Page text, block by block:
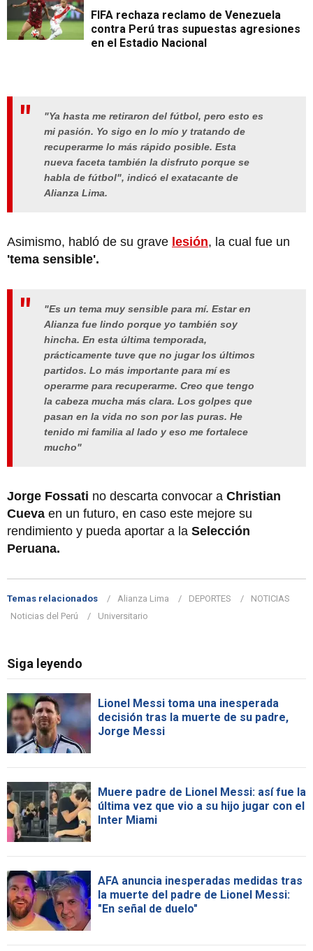
FIFA rechaza reclamo de Venezuela
contra Perú tras supuestas agresiones
en el Estadio Nacional
"Ya hasta me retiraron del fútbol, pero esto es
mi pasión. Yo sigo en lo mío y tratando de
recuperarme lo más rápido posible. Esta
nueva faceta también la disfruto porque se
habla de fútbol", indicó el exatacante de
Alianza Lima.
Asimismo, habló de su grave lesión, la cual fue un
'tema sensible'.
"Es un tema muy sensible para mí. Estar en
Alianza fue lindo porque yo también soy
hincha. En esta última temporada,
prácticamente tuve que no jugar los últimos
partidos. Lo más importante para mí es
operarme para recuperarme. Creo que tengo
la cabeza mucha más clara. Los golpes que
pasan en la vida no son por las puras. He
tenido mi familia al lado y eso me fortalece
mucho"
Jorge Fossati no descarta convocar a Christian
Cueva en un futuro, en caso este mejore su
rendimiento y pueda aportar a la Selección
Peruana.
Temas relacionados Alianza Lima DEPORTES
NOTICIAS
Noticias del Perú
Universitario
Siga leyendo
Lionel Messi toma una inesperada
decisión tras la muerte de su padre,
Jorge Messi
Muere padre de Lionel Messi: así fue la
última vez que vio a su hijo jugar con el
Inter Miami
AFA anuncia inesperadas medidas tras
la muerte del padre de Lionel Messi:
"En señal de duelo"